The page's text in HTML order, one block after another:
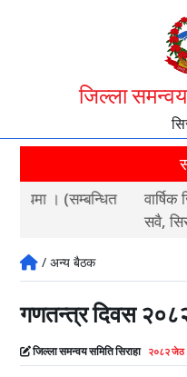
जिल्ला
वार्षिक जिल्ला समीक्षा
/ अन्य बैठक
गणतन्त्र दिवस
जिल्ला समन्वय समिति सिराहा २०८२ जेठ